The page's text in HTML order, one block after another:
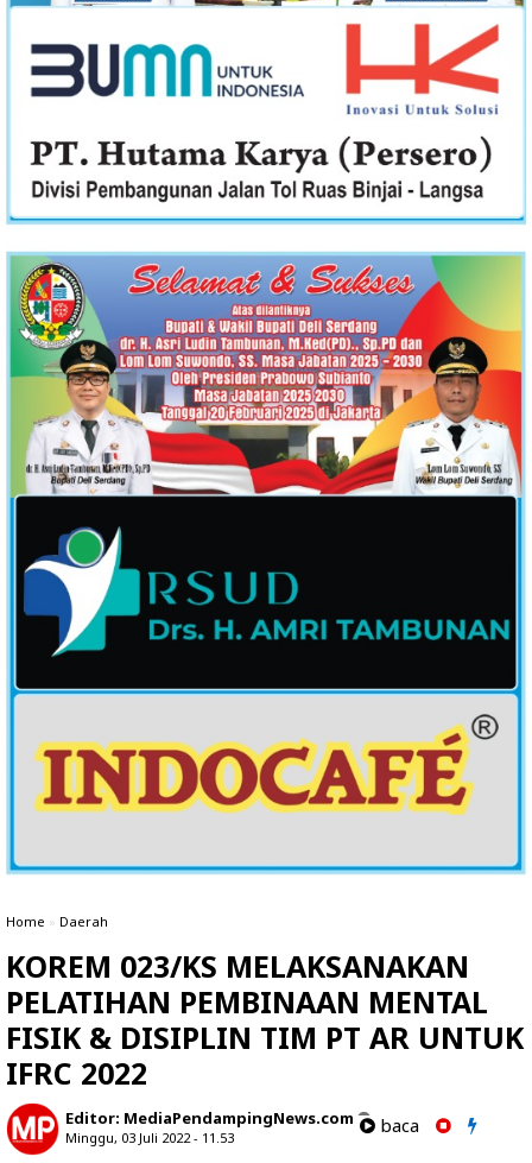
Home » Daerah
KOREM 023/KS MELAKSANAKAN
PELATIHAN PEMBINAAN MENTAL
FISIK & DISIPLIN TIM PT AR UNTUK
IFRC 2022
Editor: MediaPendampingNews.com
Minggu, 03 Juli 2022 - 11.53
baca